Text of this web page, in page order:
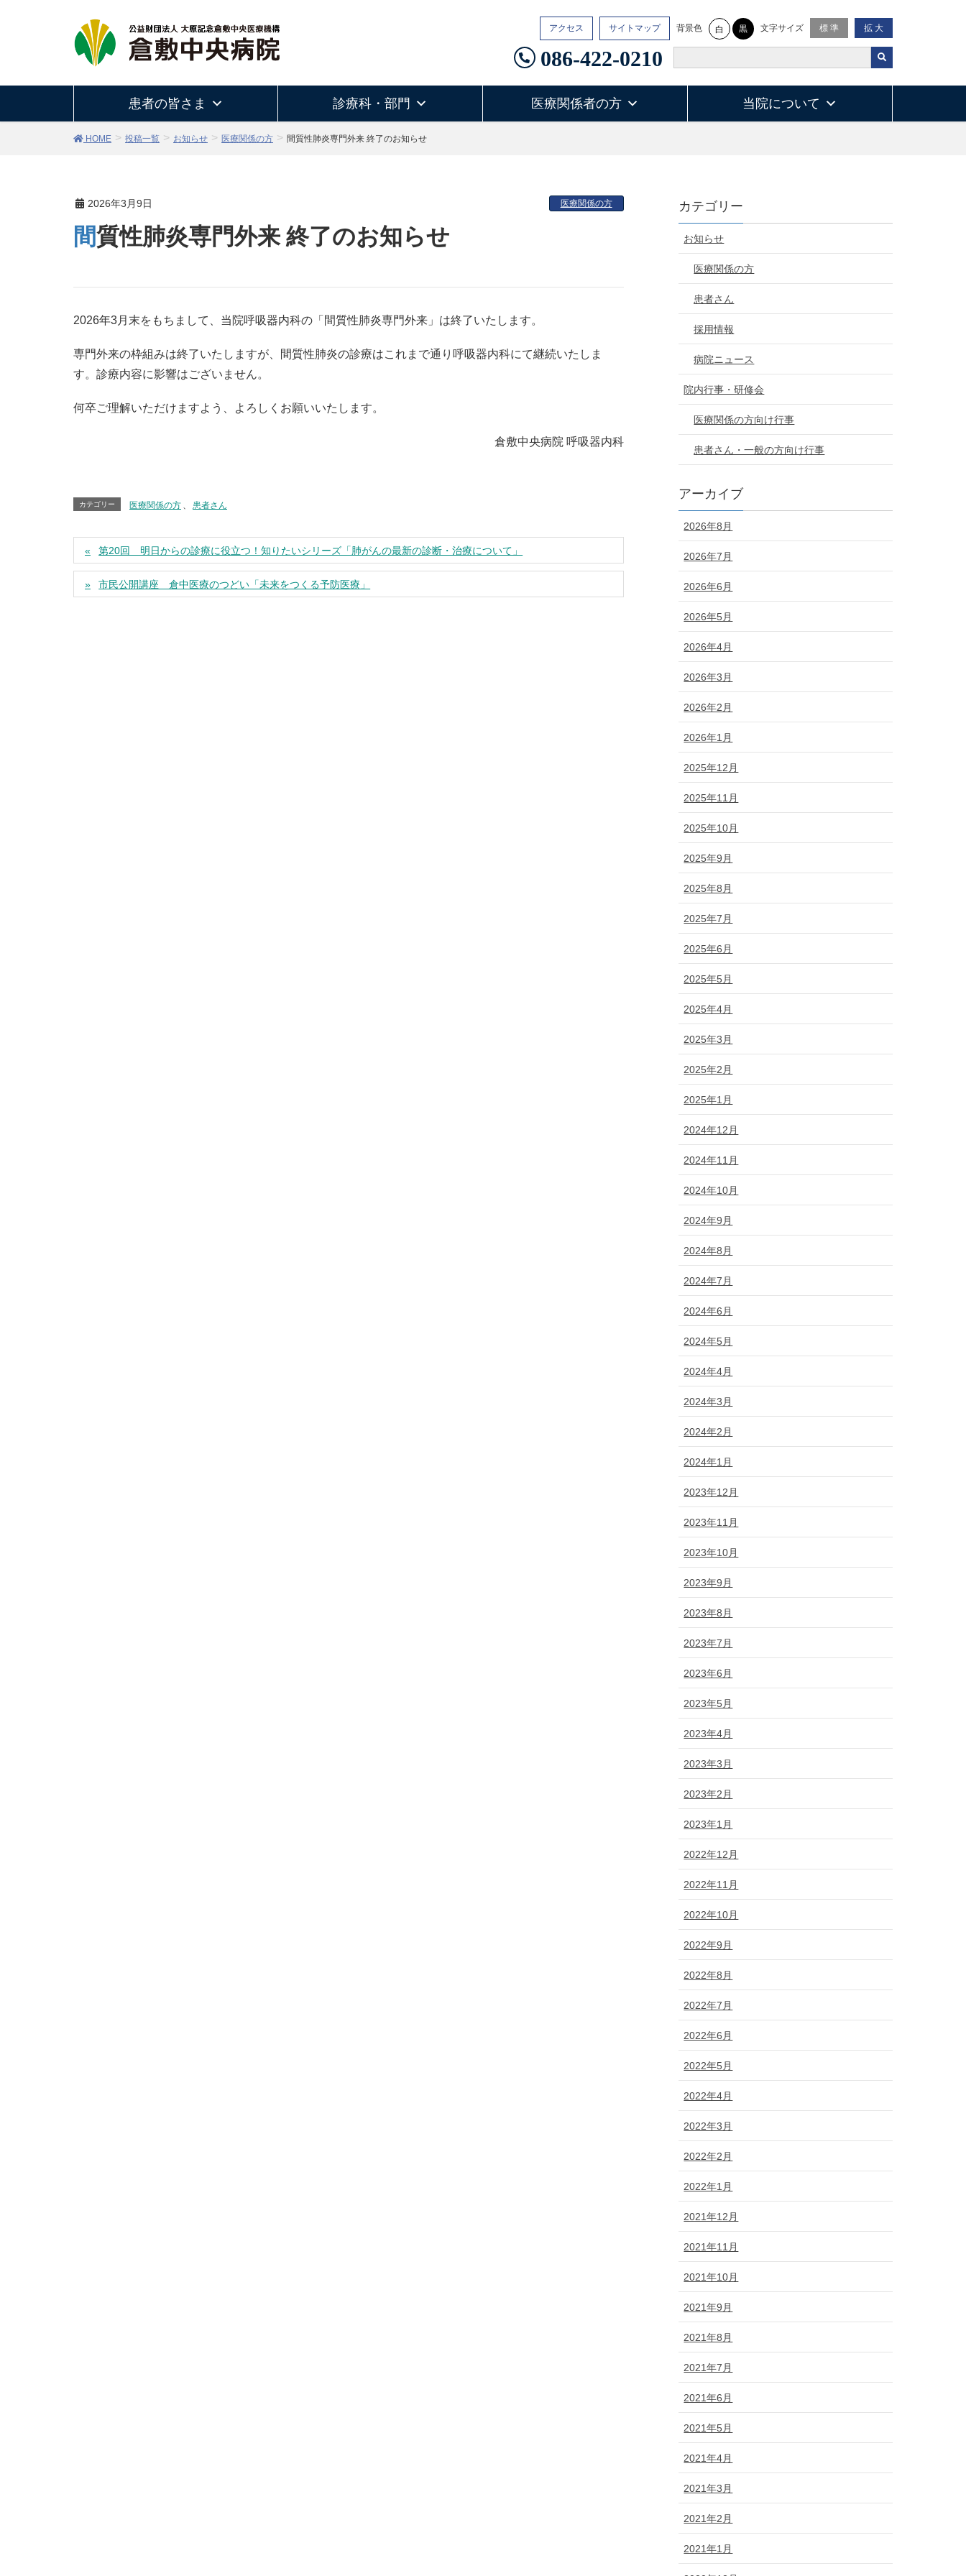
アクセス サイトマップ 背景色 白 黒 文字サイズ 標 準 拡 大
086-422-0210
患者の皆さま 診療科・部門 医療関係者の方 当院について
HOME 投稿一覧 お知らせ 医療関係の方 間質性肺炎専門外来 終了のお知らせ
2026年3月9日 医療関係の方
間質性肺炎専門外来 終了のお知らせ
2026年3月末をもちまして、当院呼吸器内科の「間質性肺炎専門外来」は終了いたします。
専門外来の枠組みは終了いたしますが、間質性肺炎の診療はこれまで通り呼吸器内科にて継続いたしま
す。診療内容に影響はございません。
何卒ご理解いただけますよう、よろしくお願いいたします。
倉敷中央病院 呼吸器内科
カテゴリー 医療関係の方 患者さん
第20回 明日からの診療に役立つ！知りたいシリーズ「肺がんの最新の診断・治療について」
市民公開講座 倉中医療のつどい「未来をつくる予防医療」
カテゴリー
お知らせ
医療関係の方
患者さん
採用情報
病院ニュース
院内行事・研修会
医療関係の方向け行事
患者さん・一般の方向け行事
アーカイブ
2026年8月
2026年7月
2026年6月
2026年5月
2026年4月
2026年3月
2026年2月
2026年1月
2025年12月
2025年11月
2025年10月
2025年9月
2025年8月
2025年7月
2025年6月
2025年5月
2025年4月
2025年3月
2025年2月
2025年1月
2024年12月
2024年11月
2024年10月
2024年9月
2024年8月
2024年7月
2024年6月
2024年5月
2024年4月
2024年3月
2024年2月
2024年1月
2023年12月
2023年11月
2023年10月
2023年9月
2023年8月
2023年7月
2023年6月
2023年5月
2023年4月
2023年3月
2023年2月
2023年1月
2022年12月
2022年11月
2022年10月
2022年9月
2022年8月
2022年7月
2022年6月
2022年5月
2022年4月
2022年3月
2022年2月
2022年1月
2021年12月
2021年11月
2021年10月
2021年9月
2021年8月
2021年7月
2021年6月
2021年5月
2021年4月
2021年3月
2021年2月
2021年1月